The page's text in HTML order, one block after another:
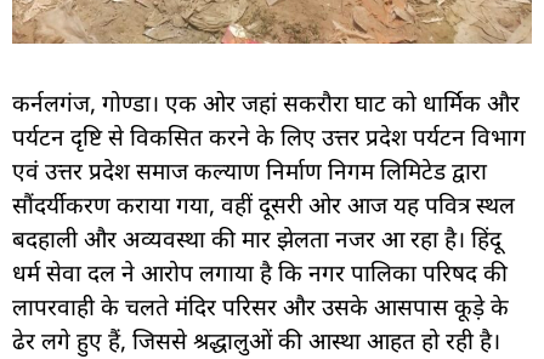
कर्नलगंज, गोण्डा। एक ओर जहां सकरौरा घाट को धार्मिक और
पर्यटन दृष्टि से विकसित करने के लिए उत्तर प्रदेश पर्यटन विभाग
एवं उत्तर प्रदेश समाज कल्याण निर्माण निगम लिमिटेड द्वारा
सौंदर्यीकरण कराया गया, वहीं दूसरी ओर आज यह पवित्र स्थल
बदहाली और अव्यवस्था की मार झेलता नजर आ रहा है। हिंदू
धर्म सेवा दल ने आरोप लगाया है कि नगर पालिका परिषद की
लापरवाही के चलते मंदिर परिसर और उसके आसपास कूड़े के
ढेर लगे हुए हैं, जिससे श्रद्धालुओं की आस्था आहत हो रही है।